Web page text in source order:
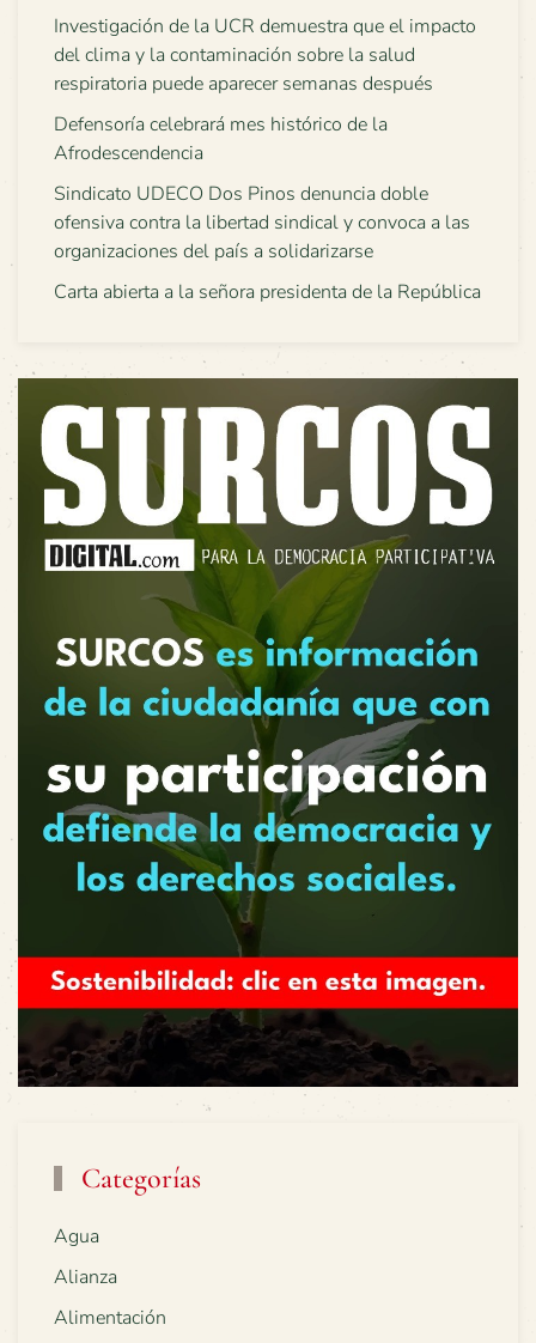
Investigación de la UCR demuestra que el impacto
del clima y la contaminación sobre la salud
respiratoria puede aparecer semanas después
Defensoría celebrará mes histórico de la
Afrodescendencia
Sindicato UDECO Dos Pinos denuncia doble
ofensiva contra la libertad sindical y convoca a las
organizaciones del país a solidarizarse
Carta abierta a la señora presidenta de la República
Categorías
Agua
Alianza
Alimentación